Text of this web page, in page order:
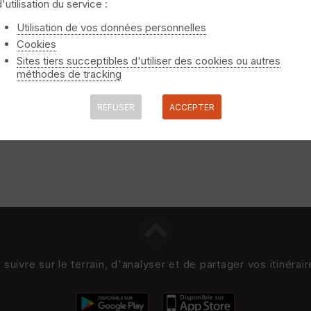
sur le terrain, d'analyser et de partager vos
du service :
Utilisation de vos données personnelles
Cookies
Sites tiers succeptibles d'utiliser des cookies ou autres
méthodes de tracking
REFUSER ACCEPTER